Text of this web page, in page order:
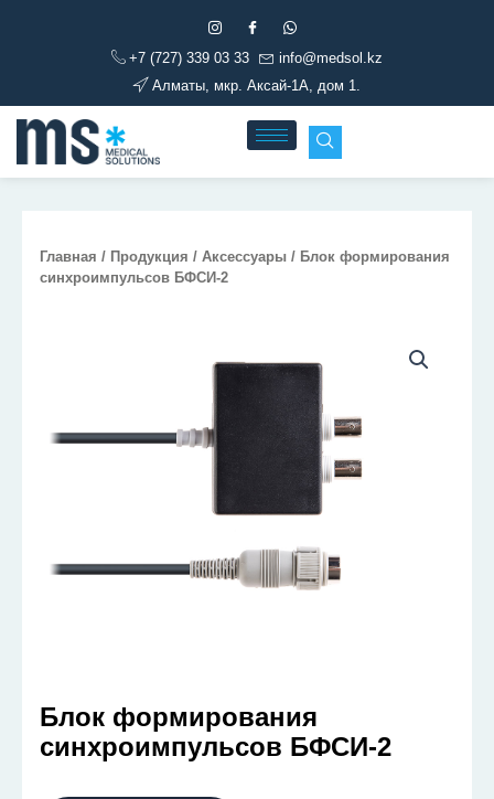
+7 (727) 339 03 33
info@medsol.kz
Алматы, мкр. Аксай-1А, дом 1.
Главная / Продукция / Аксессуары / Блок формирования
синхроимпульсов БФСИ-2
Блок формирования
синхроимпульсов БФСИ-2